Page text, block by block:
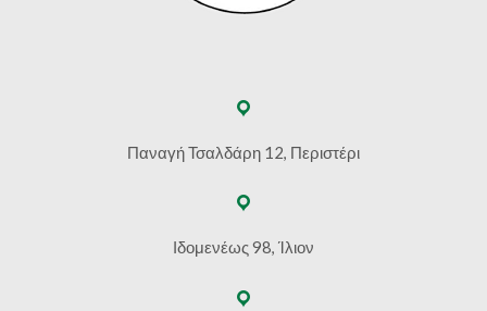
Παναγή Τσαλδάρη 12, Περιστέρι
Ιδομενέως 98, Ίλιον